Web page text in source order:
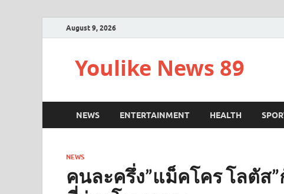
August 9, 2026
Youlike News 89
NEWS ENTERTAINMENT HEALTH
NEWS
คนละครึ่ง”แม็คโคร โลตัส